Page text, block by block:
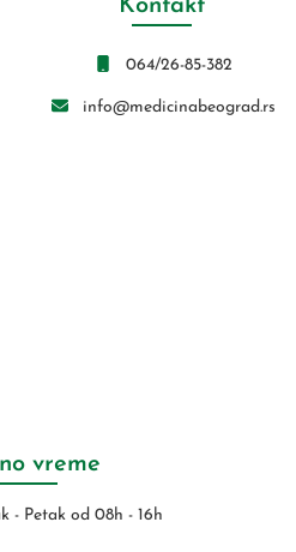
Kontakt
064/26-85-382
info@medicinabeograd.rs
vreme
- Petak od 08h - 16h